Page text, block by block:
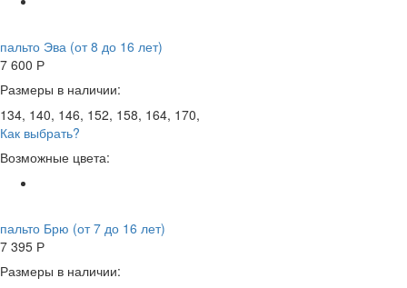
пальто Эва (от 8 до 16 лет)
7 600 Р
Размеры в наличии:
134, 140, 146, 152, 158, 164, 170,
Как выбрать?
Возможные цвета:
пальто Брю (от 7 до 16 лет)
7 395 Р
Размеры в наличии: